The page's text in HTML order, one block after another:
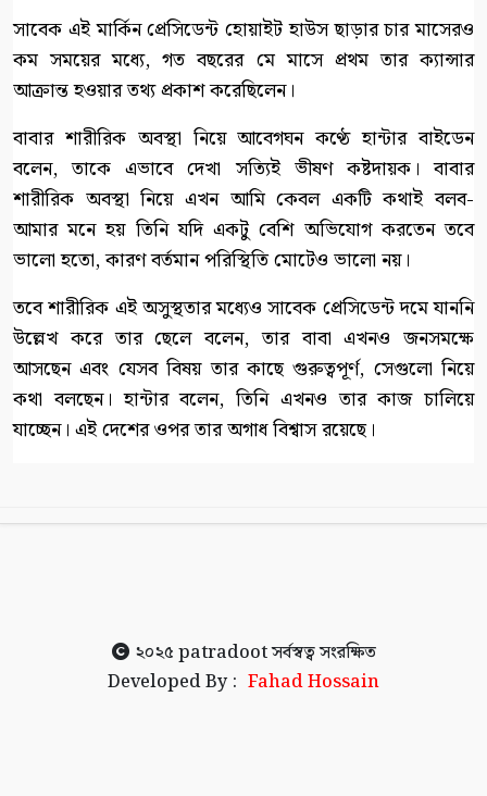
সাবেক এই মার্কিন প্রেসিডেন্ট হোয়াইট হাউস ছাড়ার চার মাসেরও
কম সময়ের মধ্যে, গত বছরের মে মাসে প্রথম তার ক্যান্সার
আক্রান্ত হওয়ার তথ্য প্রকাশ করেছিলেন।
বাবার শারীরিক অবস্থা নিয়ে আবেগঘন কণ্ঠে হান্টার বাইডেন
বলেন, তাকে এভাবে দেখা সত্যিই ভীষণ কষ্টদায়ক। বাবার
শারীরিক অবস্থা নিয়ে এখন আমি কেবল একটি কথাই বলব-
আমার মনে হয় তিনি যদি একটু বেশি অভিযোগ করতেন তবে
ভালো হতো, কারণ বর্তমান পরিস্থিতি মোটেও ভালো নয়।
তবে শারীরিক এই অসুস্থতার মধ্যেও সাবেক প্রেসিডেন্ট দমে যাননি
উল্লেখ করে তার ছেলে বলেন, তার বাবা এখনও জনসমক্ষে
আসছেন এবং যেসব বিষয় তার কাছে গুরুত্বপূর্ণ, সেগুলো নিয়ে
কথা বলছেন। হান্টার বলেন, তিনি এখনও তার কাজ চালিয়ে
যাচ্ছেন। এই দেশের ওপর তার অগাধ বিশ্বাস রয়েছে।
২০২৫ patradootসর্বস্বত্ব সংরক্ষিত
Developed By : Fahad Hossain